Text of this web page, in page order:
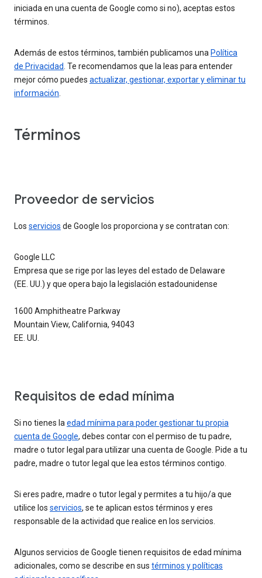
iniciada en una cuenta de Google como si no), aceptas estos
términos.
Además de estos términos, también publicamos una Política
de Privacidad . Te recomendamos que la leas para entender
mejor cómo puedes actualizar, gestionar, exportar y eliminar tu
información
Términos
Proveedor de servicios
Los servicios de Google los proporciona y se contratan con:
Google LLC
Empresa que se rige por las leyes del estado de Delaware
(EE. UU.) y que opera bajo la legislación estadounidense
1600 Amphitheatre Parkway
Mountain View, California, 94043
EE. UU.
Requisitos de edad mínima
Si no tienes la edad mínima para poder gestionar tu propia
cuenta de Google, debes contar con el permiso de tu padre,
madre o tutor legal para utilizar una cuenta de Google. Pide a tu
padre, madre o tutor legal que lea estos términos contigo.
Si eres padre, madre o tutor legal y permites a tu hijo/a que
utilice los servicios, se te aplican estos términos y eres
responsable de la actividad que realice en los servicios.
Algunos servicios de Google tienen requisitos de edad mínima
adicionales, como se describe en sus términos y políticas